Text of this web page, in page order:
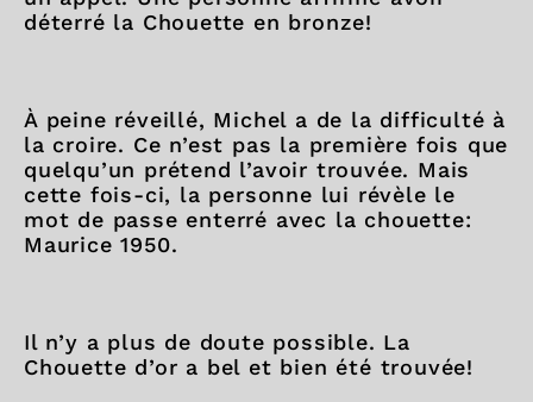
déterré la Chouette en bronze!
À peine réveillé, Michel a de la difficulté à
la croire. Ce n’est pas la première fois que
quelqu’un prétend l’avoir trouvée. Mais
cette fois-ci, la personne lui révèle le
mot de passe enterré avec la chouette:
Maurice 1950.
Il n’y a plus de doute possible. La
Chouette d’or a bel et bien été trouvée!